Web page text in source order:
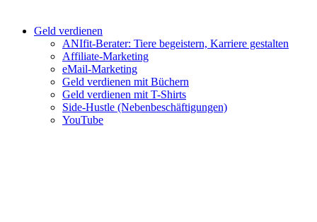
Geld verdienen
ANIfit-Berater: Tiere begeistern, Karriere gestalten
Affiliate-Marketing
eMail-Marketing
Geld verdienen mit Büchern
Geld verdienen mit T-Shirts
Side-Hustle (Nebenbeschäftigungen)
YouTube